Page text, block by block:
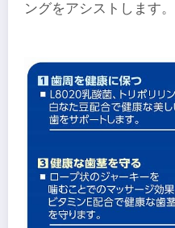
ングをアシストします。